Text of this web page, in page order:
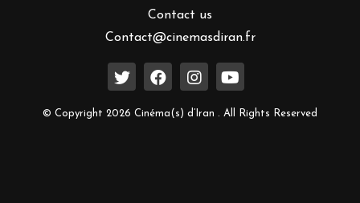
Contact us
Contact@cinemasdiran.fr
© Copyright 2026 Cinéma(s) d’Iran . All Rights Reserved